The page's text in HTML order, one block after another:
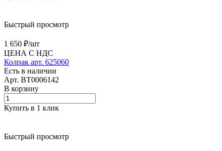
Быстрый просмотр
1 650 ₽/шт
ЦЕНА С НДС
Колпак арт. 625060
Есть в наличии
Арт. BT0006142
В корзину
Купить в 1 клик
Быстрый просмотр